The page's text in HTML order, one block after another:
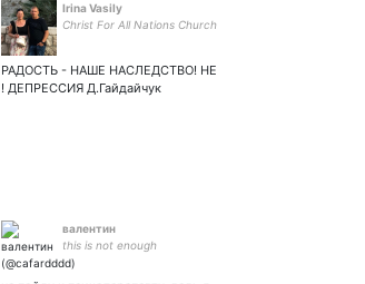
Irina Vasily
Christ For All Nations Church
РАДОСТЬ - НАШЕ НАСЛЕДСТВО! НЕ
! ДЕПРЕССИЯ Д.Гайдайчук
валентин
this is not enough